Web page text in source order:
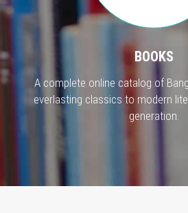
BOOKS
A complete online catalog of
everlasting classics to modern
generation.